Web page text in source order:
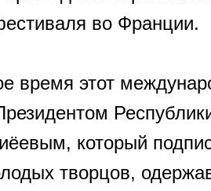
во Франции.
время этот
который
творцов,